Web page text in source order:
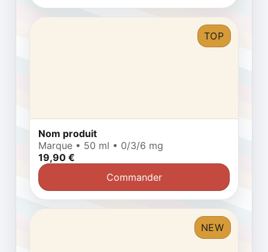
TOP
Nom produit
Marque • 50 ml • 0/3/6 mg
19,90 €
Commander
NEW